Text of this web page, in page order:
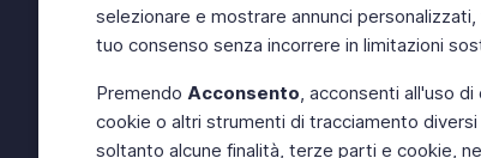
selezionare e mostrare annunci
tuo consenso senza incorrere in limitazioni
Premendo Acconsento, acconsenti all'uso
cookie o altri strumenti di tracciamento
soltanto alcune finalità, terze parti e cookie,